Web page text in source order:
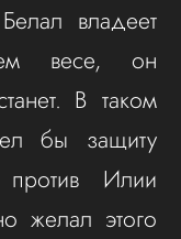
владеет
весе, он
В таком
бы защиту
Илии
желал этого